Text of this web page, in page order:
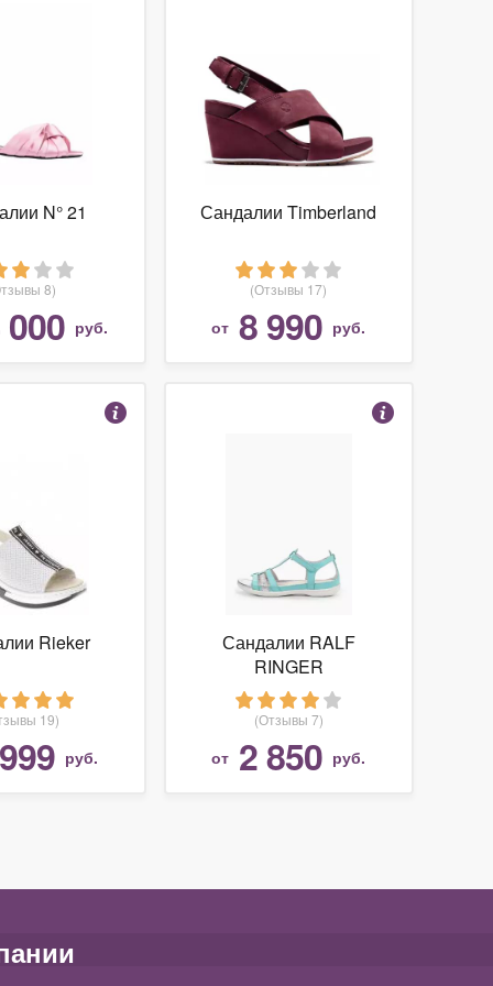
N° 21
8)
руб.
Сандалии Timberland
(Отзывы 17)
от 8 990 руб.
Rieker
19)
руб.
Сандалии RALF
RINGER
(Отзывы 7)
от 2 850 руб.